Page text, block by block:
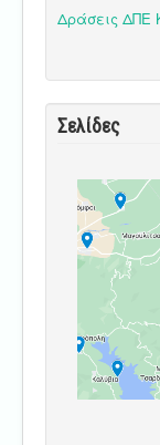
Δράσεις ΔΠΕ
Σελίδες